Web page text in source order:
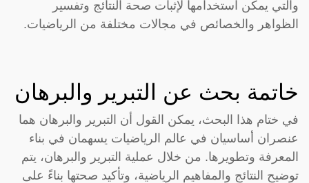
والتي يمكن استخدامها لإثبات صحة النتائج وتفسير
الظواهر والخصائص في مجالات مختلفة من الرياضيات.
خاتمة بحث عن التبرير والبرهان
في ختام هذا البحث، يمكن القول أن التبرير والبرهان هما
عنصران أساسيان في عالم الرياضيات يسهمان في بناء
المعرفة وتطويرها. من خلال عملية التبرير والبرهان، يتم
توضيح النتائج والمفاهيم الرياضية، وتأكيد صحتها بناءً على